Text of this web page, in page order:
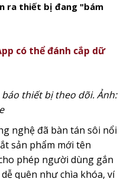
ra thiết bị đang "bám
có thể đánh cắp dữ
thiết bị theo dõi. Ảnh:
nghệ đã bàn tán sôi nổi
sản phẩm mới tên
phép người dùng gắn
quên như chìa khóa, ví